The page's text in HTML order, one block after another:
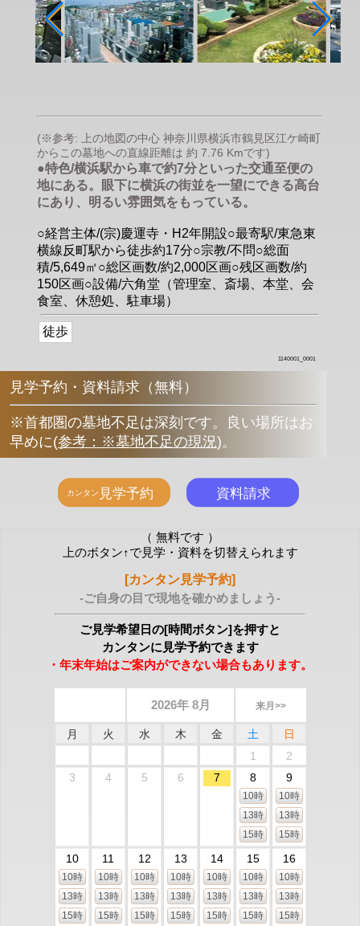
(※参考: 上の地図の中心 神奈川県横浜市鶴見区江ケ崎町
からこの墓地への直線距離は 約 7.76 Kmです)
●特色/横浜駅から車で約7分といった交通至便の
地にある。眼下に横浜の街並を一望にできる高台
にあり、明るい雰囲気をもっている。
○経営主体/(宗)慶運寺・H2年開設○最寄駅/東急東
横線反町駅から徒歩約17分○宗教/不問○総面
積/5,649㎡○総区画数/約2,000区画○残区画数/約
150区画○設備/六角堂（管理室、斎場、本堂、会
食室、休憩処、駐車場）
徒歩
1140001_0001
見学予約・資料請求（無料）
※首都圏の墓地不足は深刻です。良い場所はお
早めに(参考：※墓地不足の現況)。
（ 無料です ）
上のボタン↑で見学・資料を切替えられます
[カンタン見学予約]
-ご自身の目で現地を確かめましょう-
ご見学希望日の[時間ボタン]を押すと
カンタンに見学予約できます
・年末年始はご案内ができない場合もあります。
2026年 8月 来月>>
月 火 水 木 金 土
日
1
2
3
4 5 6 7 8
10時
13時
15時
9
10時
13時
15時
10
10時
13時
15時
11
10時
13時
15時
12
10時
13時
15時
13
10時
13時
15時
14
10時
13時
15時
15
10時
13時
15時
16
10時
13時
15時